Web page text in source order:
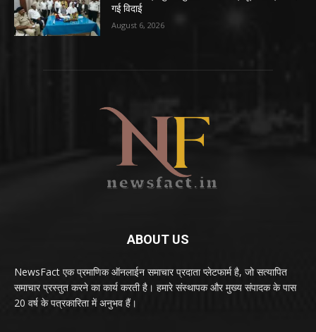
गई विदाई
August 6, 2026
ABOUT US
NewsFact एक प्रमाणिक ऑनलाईन समाचार प्रदाता प्लेटफार्म है, जो सत्यापित
समाचार प्रस्तुत करने का कार्य करती है। हमारे संस्थापक और मुख्य संपादक के पास
20 वर्ष के पत्रकारिता में अनुभव हैं।